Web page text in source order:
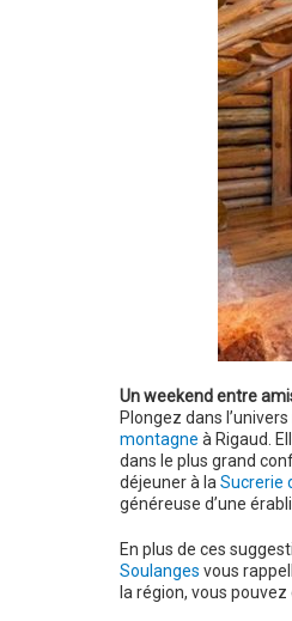
Un weekend entre
Plongez dans
montagne à Rigaud.
dans le plus grand
déjeuner à la Sucrerie
généreuse d’une
En plus de ces
Soulanges vous
la région, vous